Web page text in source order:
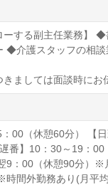
ーする副主任業務】
◆介護スタッフの相
ましては面談時にお
：00（休憩60分） 【
番】10：30～19：00
9：00（休憩90分）
時間外勤務あり(月平